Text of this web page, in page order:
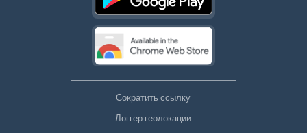
Сократить ссылку
Логгер геолокации